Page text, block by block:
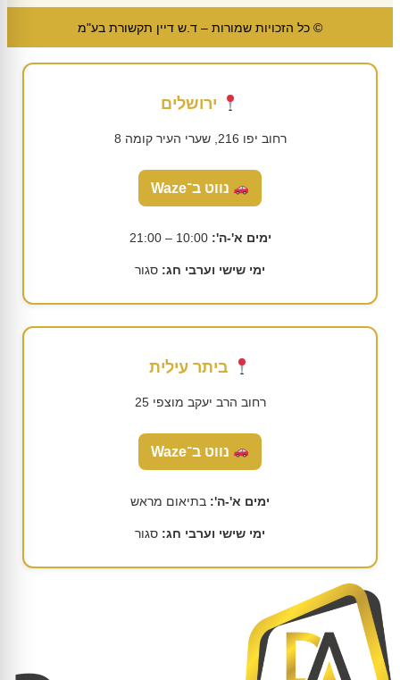
© כל הזכויות שמורות – ד.ש דיין תקשורת בע"מ
ירושלים
רחוב יפו 216, שערי העיר קומה 8
נווט ב־Waze
ימים א'-ה': 10:00 – 21:00
ימי שישי וערבי חג: סגור
ביתר עילית
רחוב הרב יעקב מוצפי 25
נווט ב־Waze
ימים א'-ה': בתיאום מראש
ימי שישי וערבי חג: סגור